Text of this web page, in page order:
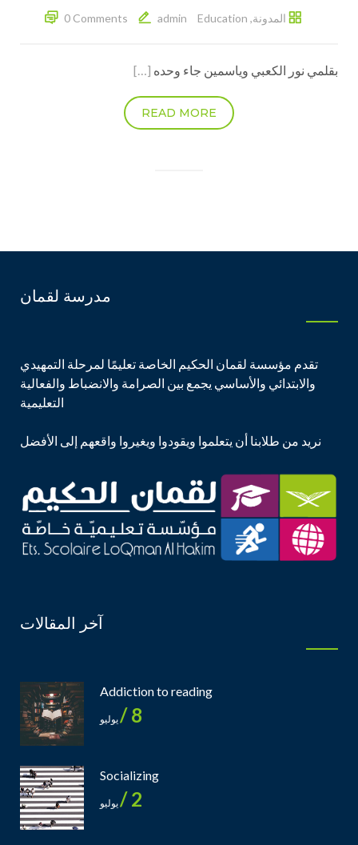
المدونة,
Education
admin
0 Comments
[…]
READ MORE
مدرسة لقمان
تقدم مؤسسة لقمان الحكيم الخاصة تعليمًا لمرحلة التمهيدي
والابتدائي والأساسي يجمع بين الصرامة والانضباط والفعالية
التعليمية
نريد من طلابنا أن يتعلموا ويقودوا ويغيروا واقعهم إلى الأفضل
آخر المقالات
Addiction to reading
8 / يوليو
Socializing
2 / يوليو